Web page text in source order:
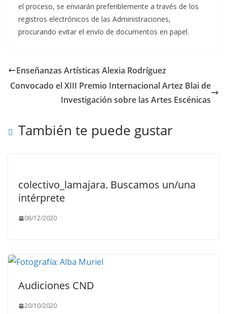
el proceso, se enviarán preferiblemente a través de los
registros electrónicos de las Administraciones,
procurando evitar el envío de documentos en papel.
Enseñanzas Artísticas Alexia Rodríguez
Convocado el XIII Premio Internacional Artez Blai de
Investigación sobre las Artes Escénicas
También te puede gustar
colectivo_lamajara. Buscamos un/una
intérprete
08/12/2020
Audiciones CND
20/10/2020